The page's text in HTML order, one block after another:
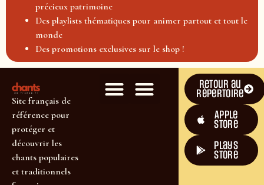
précieux patrimoine
Des playlists thématiques pour animer partout et tout le
monde
Des promotions exclusives sur le shop !
Site français de
référence pour
protéger et
découvrir les
chants populaires
et traditionnels
Retour au
répertoire
Apple
Store
plays
store